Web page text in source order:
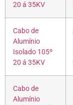
20 á 35KV
Cabo de
Alumínio
Isolado 105º
20 á 35KV
Cabo de
Alumínio